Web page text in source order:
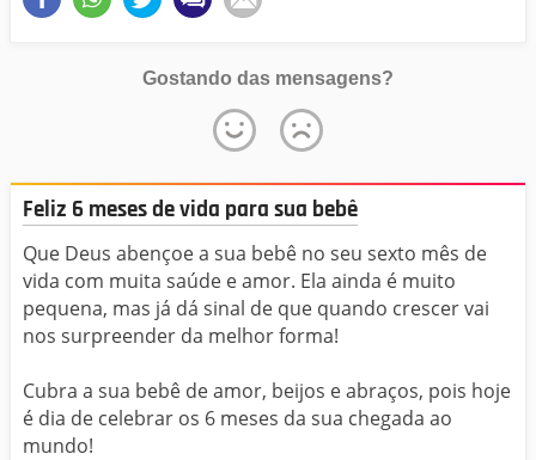
Gostando das mensagens?
Feliz 6 meses de vida para sua bebê
Que Deus abençoe a sua bebê no seu sexto mês de
vida com muita saúde e amor. Ela ainda é muito
pequena, mas já dá sinal de que quando crescer vai
nos surpreender da melhor forma!
Cubra a sua bebê de amor, beijos e abraços, pois hoje
é dia de celebrar os 6 meses da sua chegada ao
mundo!